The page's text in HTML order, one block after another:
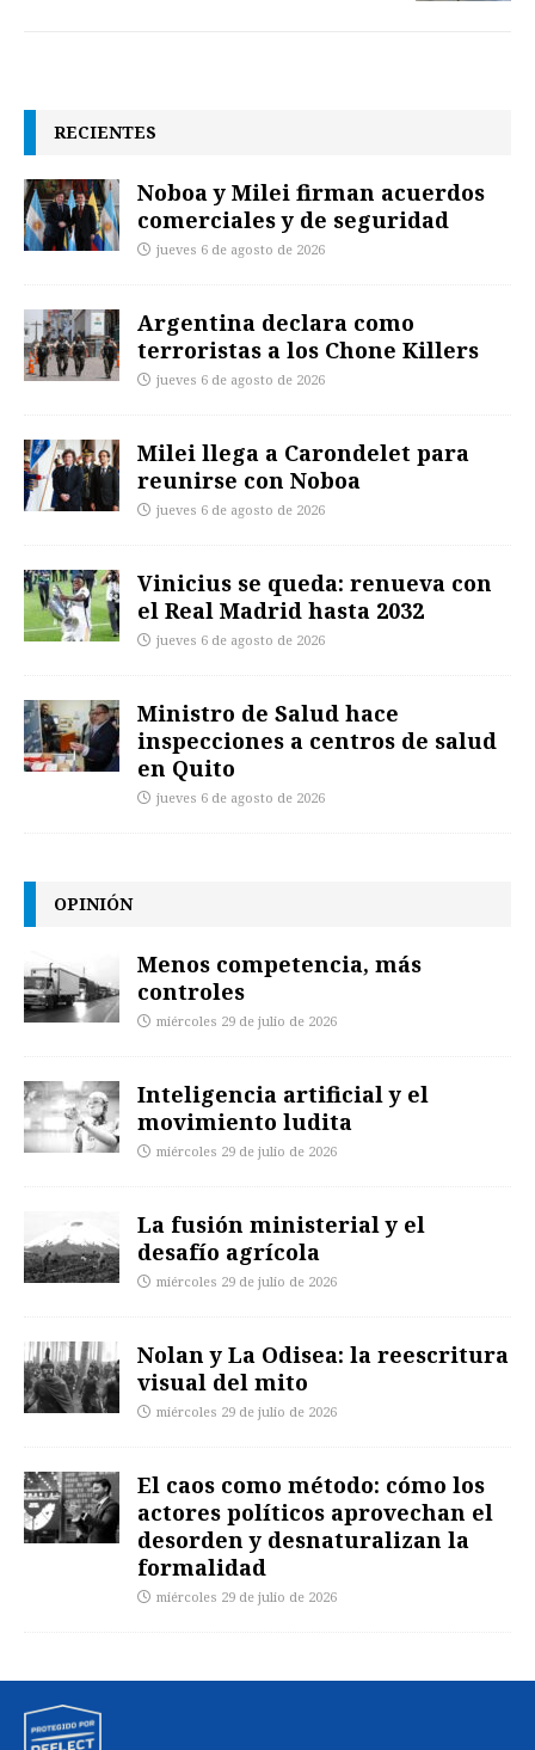
RECIENTES
Noboa y Milei firman acuerdos
comerciales y de seguridad
jueves 6 de agosto de 2026
Argentina declara como
terroristas a los Chone Killers
jueves 6 de agosto de 2026
Milei llega a Carondelet para
reunirse con Noboa
jueves 6 de agosto de 2026
Vinicius se queda: renueva con
el Real Madrid hasta 2032
jueves 6 de agosto de 2026
Ministro de Salud hace
inspecciones a centros de salud
en Quito
jueves 6 de agosto de 2026
OPINIÓN
Menos competencia, más
controles
miércoles 29 de julio de 2026
Inteligencia artificial y el
movimiento ludita
miércoles 29 de julio de 2026
La fusión ministerial y el
desafío agrícola
miércoles 29 de julio de 2026
Nolan y La Odisea: la reescritura
visual del mito
miércoles 29 de julio de 2026
El caos como método: cómo los
actores políticos aprovechan el
desorden y desnaturalizan la
formalidad
miércoles 29 de julio de 2026